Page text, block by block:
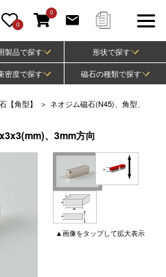
0
0
製品で探す
形状で探す
密度で探す 磁石の種類で探す
【角型】 ＞ ネオジム磁石(N45)、角型、
、3mm方向
▲画像をタップして拡大表示